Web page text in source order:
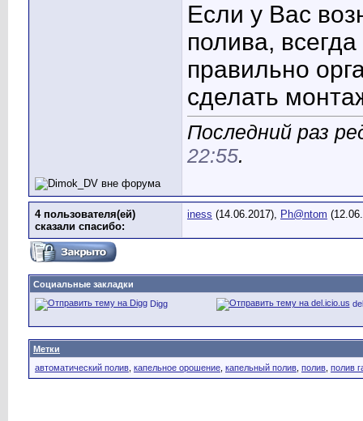
Если у Вас
полива,
правильно
сделать
Последний раз
22:55.
4 пользователя(ей)
сказали cпасибо:
iness (14.06.2017), Ph@ntom
Социальные закладки
Digg
Метки
автоматический полив капельное орошение капельный полив полив полив